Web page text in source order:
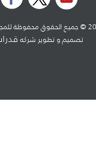
تصميم و تطوير شركهقدرات